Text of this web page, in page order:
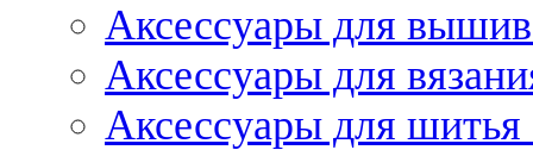
Аксессуары для
Аксессуары для
Аксессуары для